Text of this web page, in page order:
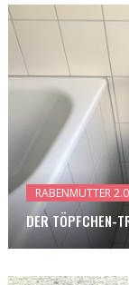
RABENMUTTER 2.0
DER TÖPFCHEN-